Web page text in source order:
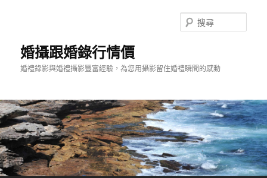
婚攝跟婚錄行情價
婚禮錄影與婚禮攝影豐富經驗，為您用攝影留住婚禮瞬間的感動
尋